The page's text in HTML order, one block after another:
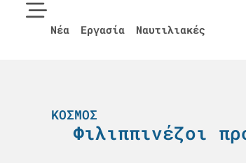
Νέα Εργασία Ναυτιλιακές
ΚΌΣΜΟΣ
Φιλιππινέζοι